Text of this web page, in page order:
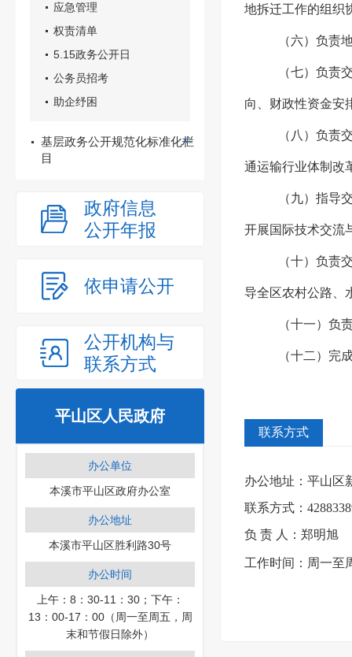
应急管理
权责清单
5.15政务公开日
公务员招考
助企纾困
基层政务公开规范化标准化栏
目
政府信息
公开年报
依申请公开
公开机构与
联系方式
平山区人民政府
办公单位
本溪市平山区政府办公室
办公地址
本溪市平山区胜利路30号
办公时间
上午：8：30-11：30；下午：
13：00-17：00（周一至周五，周
末和节假日除外）
地拆迁工作的组织
（六）负责
（七）负责
向、财政性资金安
（八）负责
通运输行业体制改
（九）指导
开展国际技术交流
（十）负责
导全区农村公路、
（十一）负
（十二）完
联系方式
办公地址： 平山区
联系方式：
负 责 人：郑明旭
工作时间：周一至